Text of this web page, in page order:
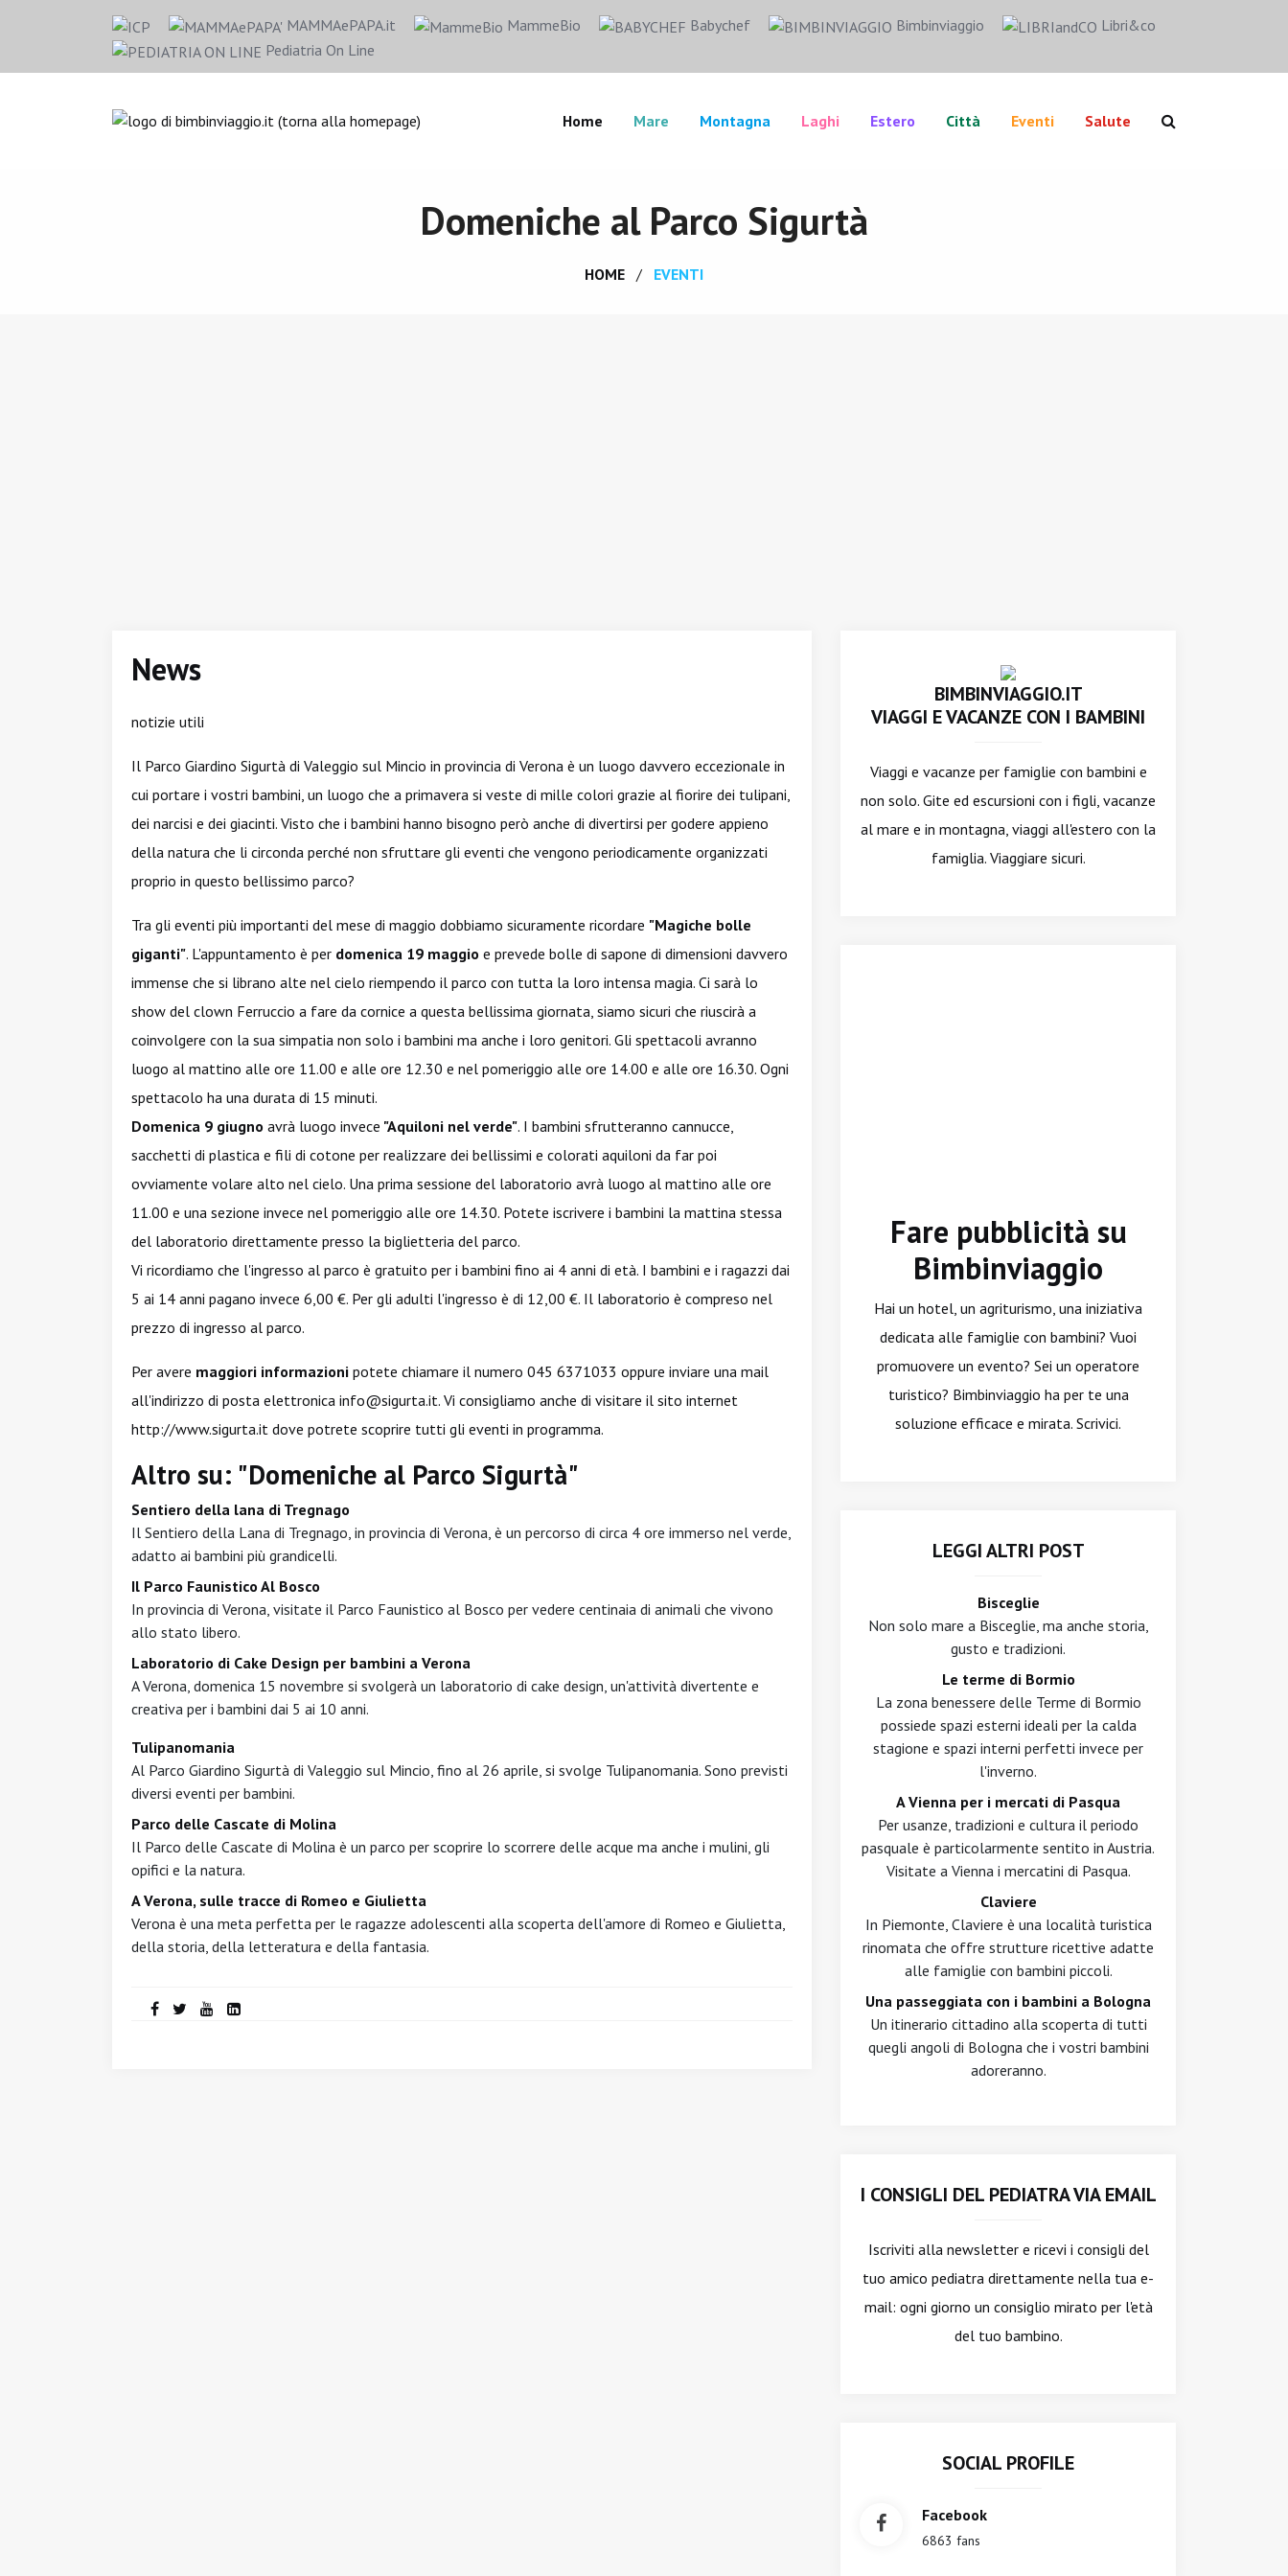
MAMMAePAPA.it MammeBio Babychef Bimbinviaggio
Libri&co
Pediatria On Line
Home Mare Montagna Laghi Estero Città Eventi Salute
Domeniche al Parco Sigurtà
HOME EVENTI
News
notizie utili
Il Parco Giardino Sigurtà di Valeggio sul Mincio in provincia di Verona è un luogo davvero eccezionale in
cui portare i vostri bambini, un luogo che a primavera si veste di mille colori grazie al fiorire dei tulipani,
dei narcisi e dei giacinti. Visto che i bambini hanno bisogno però anche di divertirsi per godere appieno
della natura che li circonda perché non sfruttare gli eventi che vengono periodicamente organizzati
proprio in questo bellissimo parco?
Tra gli eventi più importanti del mese di maggio dobbiamo sicuramente ricordare "Magiche bolle
giganti". L'appuntamento è per domenica 19 maggio e prevede bolle di sapone di dimensioni davvero
immense che si librano alte nel cielo riempendo il parco con tutta la loro intensa magia. Ci sarà lo
show del clown Ferruccio a fare da cornice a questa bellissima giornata, siamo sicuri che riuscirà a
coinvolgere con la sua simpatia non solo i bambini ma anche i loro genitori. Gli spettacoli avranno
luogo al mattino alle ore 11.00 e alle ore 12.30 e nel pomeriggio alle ore 14.00 e alle ore 16.30. Ogni
spettacolo ha una durata di 15 minuti.
Domenica 9 giugno avrà luogo invece "Aquiloni nel verde". I bambini sfrutteranno cannucce,
sacchetti di plastica e fili di cotone per realizzare dei bellissimi e colorati aquiloni da far poi
ovviamente volare alto nel cielo. Una prima sessione del laboratorio avrà luogo al mattino alle ore
11.00 e una sezione invece nel pomeriggio alle ore 14.30. Potete iscrivere i bambini la mattina stessa
del laboratorio direttamente presso la biglietteria del parco.
Vi ricordiamo che l'ingresso al parco è gratuito per i bambini fino ai 4 anni di età. I bambini e i ragazzi dai
5 ai 14 anni pagano invece 6,00 €. Per gli adulti l'ingresso è di 12,00 €. Il laboratorio è compreso nel
prezzo di ingresso al parco.
Per avere maggiori informazioni potete chiamare il numero 045 6371033 oppure inviare una mail
all'indirizzo di posta elettronica info@sigurta.it. Vi consigliamo anche di visitare il sito internet
http://www.sigurta.it dove potrete scoprire tutti gli eventi in programma.
Altro su: "Domeniche al Parco Sigurtà"
Sentiero della lana di Tregnago
Il Sentiero della Lana di Tregnago, in provincia di Verona, è un percorso di circa 4 ore immerso nel verde,
adatto ai bambini più grandicelli.
Il Parco Faunistico Al Bosco
In provincia di Verona, visitate il Parco Faunistico al Bosco per vedere centinaia di animali che vivono
allo stato libero.
Laboratorio di Cake Design per bambini a Verona
A Verona, domenica 15 novembre si svolgerà un laboratorio di cake design, un'attività divertente e
creativa per i bambini dai 5 ai 10 anni.
Tulipanomania
Al Parco Giardino Sigurtà di Valeggio sul Mincio, fino al 26 aprile, si svolge Tulipanomania. Sono previsti
diversi eventi per bambini.
Parco delle Cascate di Molina
Il Parco delle Cascate di Molina è un parco per scoprire lo scorrere delle acque ma anche i mulini, gli
opifici e la natura.
A Verona, sulle tracce di Romeo e Giulietta
Verona è una meta perfetta per le ragazze adolescenti alla scoperta dell'amore di Romeo e Giulietta,
della storia, della letteratura e della fantasia.
BIMBINVIAGGIO.IT
VIAGGI E VACANZE CON I BAMBINI
Viaggi e vacanze per famiglie con bambini e
non solo. Gite ed escursioni con i figli, vacanze
al mare e in montagna, viaggi all'estero con la
famiglia. Viaggiare sicuri.
Fare pubblicità su
Bimbinviaggio
Hai un hotel, un agriturismo, una iniziativa
dedicata alle famiglie con bambini? Vuoi
promuovere un evento? Sei un operatore
turistico? Bimbinviaggio ha per te una
soluzione efficace e mirata. Scrivici.
LEGGI ALTRI POST
Bisceglie
Non solo mare a Bisceglie, ma anche storia,
gusto e tradizioni.
Le terme di Bormio
La zona benessere delle Terme di Bormio
possiede spazi esterni ideali per la calda
stagione e spazi interni perfetti invece per
l'inverno.
A Vienna per i mercati di Pasqua
Per usanze, tradizioni e cultura il periodo
pasquale è particolarmente sentito in Austria.
Visitate a Vienna i mercatini di Pasqua.
Claviere
In Piemonte, Claviere è una località turistica
rinomata che offre strutture ricettive adatte
alle famiglie con bambini piccoli.
Una passeggiata con i bambini a Bologna
Un itinerario cittadino alla scoperta di tutti
quegli angoli di Bologna che i vostri bambini
adoreranno.
I CONSIGLI DEL PEDIATRA VIA EMAIL
Iscriviti alla newslettere ricevi i consigli del
tuo amico pediatra direttamente nella tua e-
mail: ogni giorno un consiglio mirato per l'età
del tuo bambino.
SOCIAL PROFILE
Facebook
6863 fans